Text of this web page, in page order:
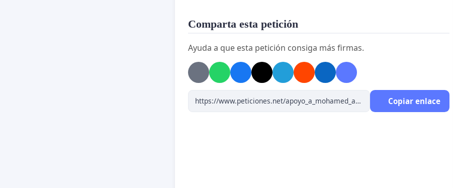
Comparta esta petición
Ayuda a que esta petición consiga más firmas.
Copiar enlace